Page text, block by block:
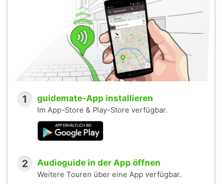
1 guidemate-App installieren
Im App-Store & Play-Store verfügbar.
2 Audioguide in der App öffnen
Weitere Touren über eine App verfügbar.